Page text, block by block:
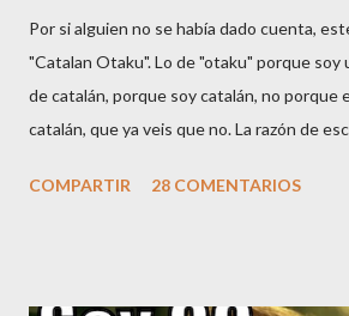
Por si alguien no se había dado cuenta,
"Catalan Otaku". Lo de "otaku" porque soy
de catalán, porque soy catalán, no porque
catalán, que ya veis que no. La razón de
soporta catalán 🤑😂). Según Wikipedia , el
COMPARTIR 28 COMENTARIOS